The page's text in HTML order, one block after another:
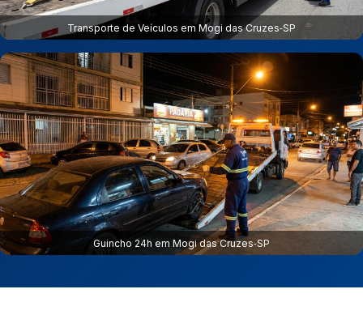
Transporte de Veículos em Mogi das Cruzes‑SP
Guincho 24h em Mogi das Cruzes‑SP